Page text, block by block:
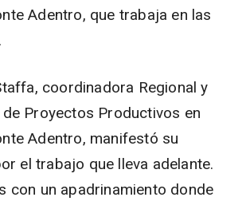
Adentro, que trabaja en las
coordinadora Regional y
Proyectos Productivos en
Adentro, manifestó su
el trabajo que lleva adelante.
con un apadrinamiento donde